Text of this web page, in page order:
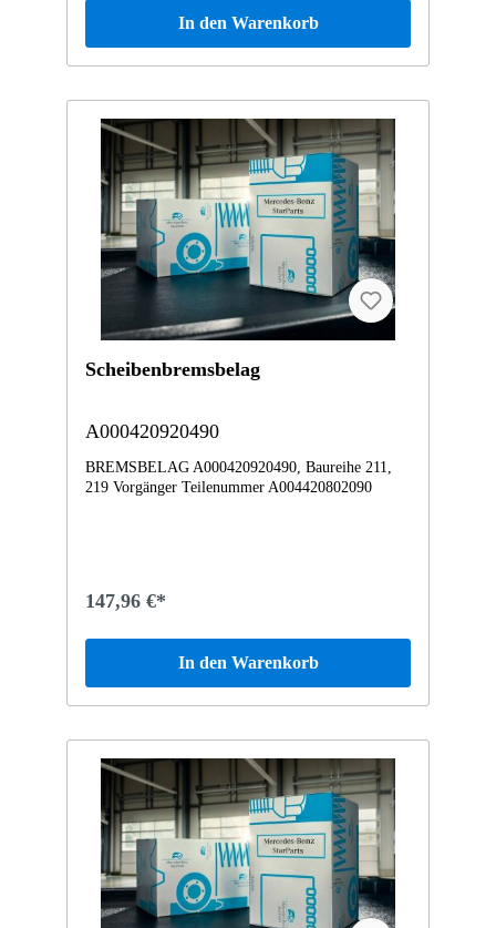
In den Warenkorb
Scheibenbremsbelag
A000420920490
BREMSBELAG A000420920490, Baureihe 211,
219 Vorgänger Teilenummer A004420802090
147,96 €*
In den Warenkorb